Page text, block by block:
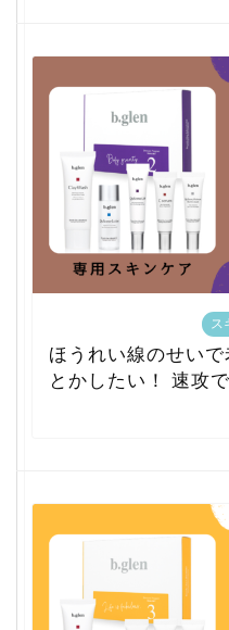
ス
ほうれい線のせい
とかしたい！ 速攻